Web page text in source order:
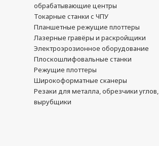
обрабатывающие центры
Токарные станки с ЧПУ
Планшетные режущие плоттеры
Лазерные гравёры и раскройщики
Электроэрозионное оборудование
Плоскошлифовальные станки
Режущие плоттеры
Широкоформатные сканеры
Резаки для металла, обрезчики углов,
вырубщики